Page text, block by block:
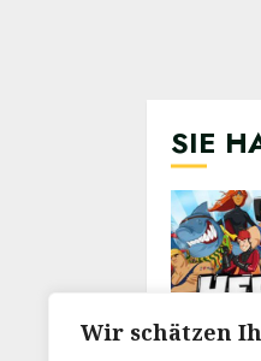
Wir schätzen
SIE